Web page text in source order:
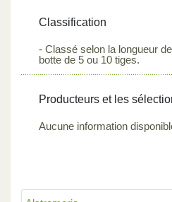
Classification
- Classé selon la longueur
botte de 5 ou 10 tiges.
Producteurs et les
Aucune information